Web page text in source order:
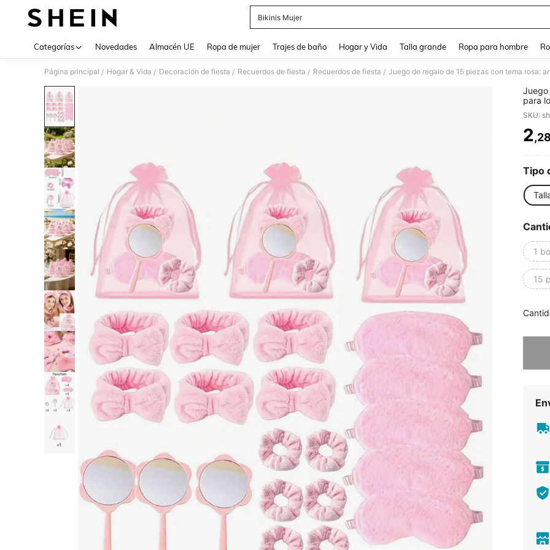
Bikinis Mujer
Categorías Novedades Almacén UE Ropa de mujer Trajes de baño Hogar y Vida Talla grande Ropa para hombre
Página principal / Hogar & Vida / Decoración de fiesta / Recuerdos de fiesta / Recuerdos de fiesta /
Juego
para
de
SKU:
2
Tipo
1
15